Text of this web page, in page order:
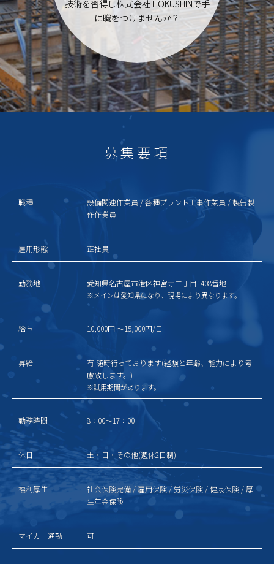
技術を習得し株式会社 HOKUSHINで手
に職をつけませんか？
募集要項
職種
設備関連作業員 / 各種プラント工事作業員 / 製缶製
作作業員
雇用形態 正社員
勤務地 愛知県名古屋市港区神宮寺二丁目1408番地
※メインは愛知県になり、現場により異なります。
給与 10,000円 ～15,000円/日
昇給
有 随時行っております(経験と年齢、能力により考
慮致します。)
※試用期間があります。
勤務時間 8：00～17：00
休日 土・日・その他(週休2日制)
福利厚生
社会保険完備 / 雇用保険 / 労災保険 / 健康保険 / 厚
生年金保険
マイカー通勤 可